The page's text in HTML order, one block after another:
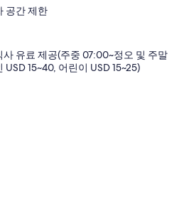
공간 제한
사 유료 제공(주중 07:00~정오 및 주말
15~40, 어린이 USD 15~25)